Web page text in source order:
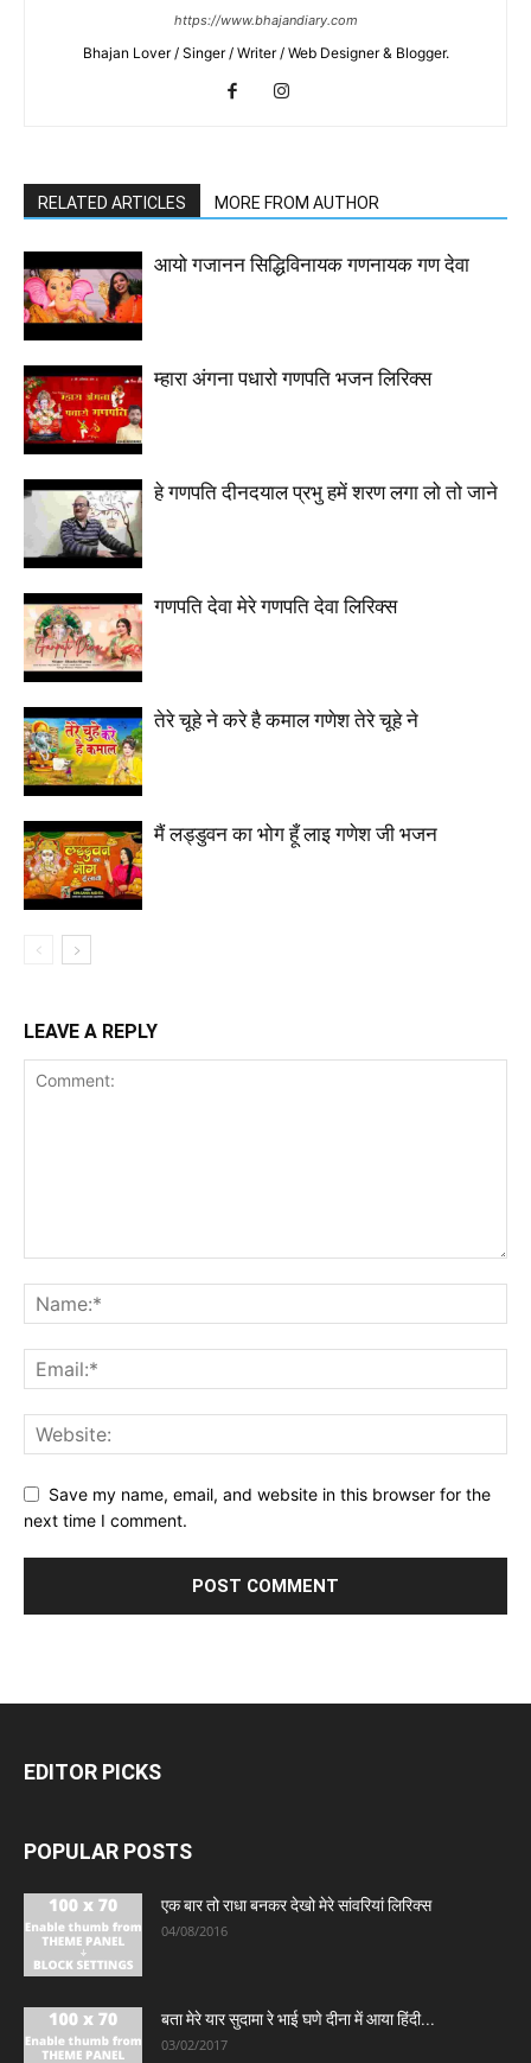
https://www.bhajandiary.com
Bhajan Lover / Singer / Writer / Web Designer & Blogger.
RELATED ARTICLES MORE FROM AUTHOR
आयो गजानन सिद्धिविनायक गणनायक गण देवा
म्हारा अंगना पधारो गणपति भजन लिरिक्स
हे गणपति दीनदयाल प्रभु हमें शरण लगा लो तो जाने
गणपति देवा मेरे गणपति देवा लिरिक्स
तेरे चूहे ने करे है कमाल गणेश तेरे चूहे ने
मैं लड्डुवन का भोग हूँ लाइ गणेश जी भजन
LEAVE A REPLY
Save my name, email, and website in this browser for the
next time I comment.
EDITOR PICKS
POPULAR POSTS
एक बार तो राधा बनकर देखो मेरे सांवरियां लिरिक्स
04/08/2016
बता मेरे यार सुदामा रे भाई घणे दीना में आया हिंदी...
03/02/2017